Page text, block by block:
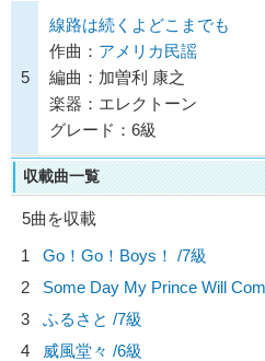
5
線路は続くよどこまでも
作曲： アメリカ民謡
編曲：加曽利 康之
楽器：エレクトーン
グレード：6級
収載曲一覧
5曲を収載
1
Go！Go！Boys！ /7級
2
Some Day My Prince Will
3
ふるさと /7級
4
威風堂々 /6級